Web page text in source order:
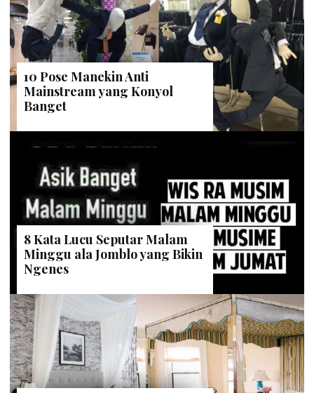
10 Pose Manekin Anti
Mainstream yang Konyol
Banget
8 Kata Lucu Seputar Malam
Minggu ala Jomblo yang Bikin
Ngenes